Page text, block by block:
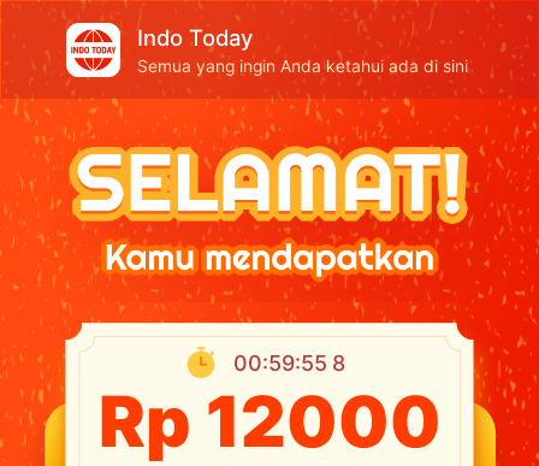
Indo Today
Semua yang ingin Anda ketahui ada di sini
00:59:54 91
Rp 12000